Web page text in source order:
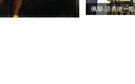
佩蘭-請勇敢一點